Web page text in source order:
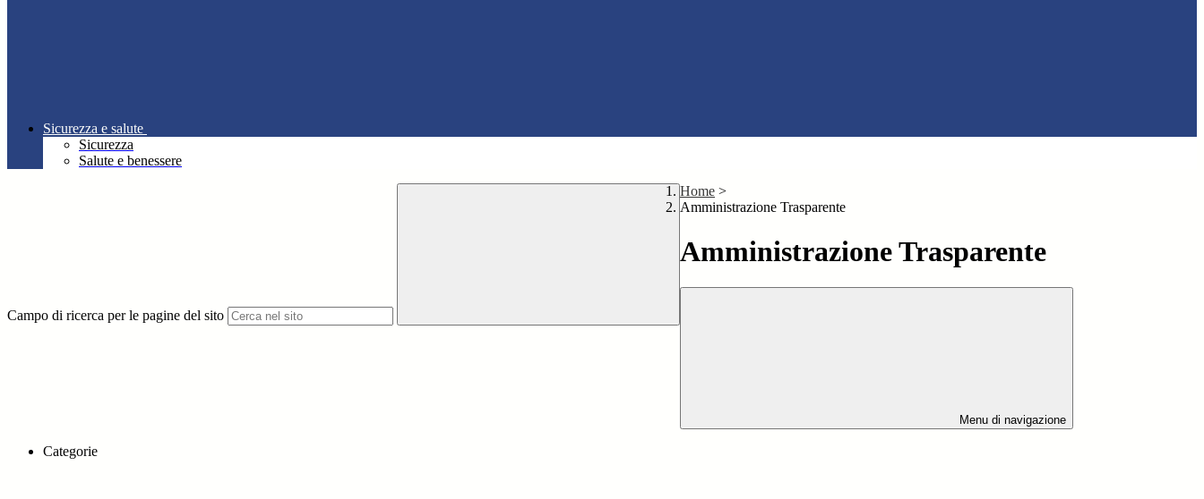
Sicurezza e salute
Sicurezza
Salute e benessere
Campo di ricerca per le pagine del sito
Home >
Amministrazione Trasparente
Amministrazione Trasparente
Menu di navigazione
Categorie